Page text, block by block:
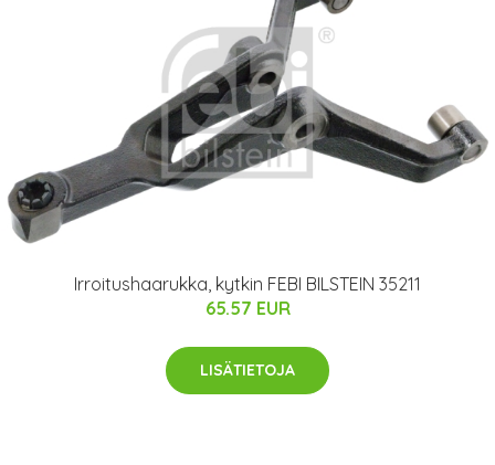
Irroitushaarukka, kytkin FEBI BILSTEIN 35211
65.57 EUR
LISÄTIETOJA